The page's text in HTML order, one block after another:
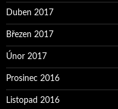
Duben 2017
Březen 2017
Únor 2017
Prosinec 2016
Listopad 2016